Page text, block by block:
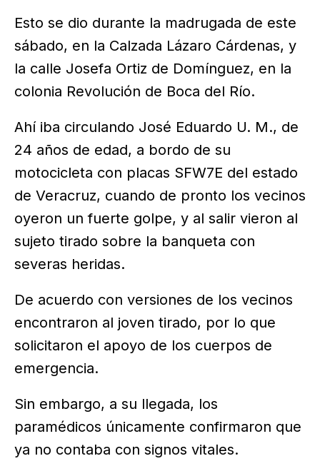
Esto se dio durante la madrugada de este
sábado, en la Calzada Lázaro Cárdenas, y
la calle Josefa Ortiz de Domínguez, en la
colonia Revolución de Boca del Río.
Ahí iba circulando José Eduardo U. M., de
24 años de edad, a bordo de su
motocicleta con placas SFW7E del estado
de Veracruz, cuando de pronto los vecinos
oyeron un fuerte golpe, y al salir vieron al
sujeto tirado sobre la banqueta con
severas heridas.
De acuerdo con versiones de los vecinos
encontraron al joven tirado, por lo que
solicitaron el apoyo de los cuerpos de
emergencia.
Sin embargo, a su llegada, los
paramédicos únicamente confirmaron que
ya no contaba con signos vitales.